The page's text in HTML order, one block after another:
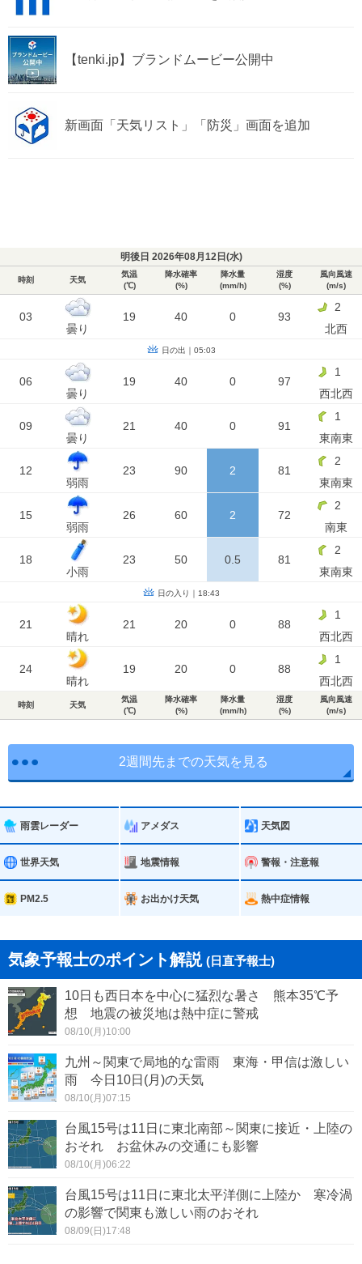
【tenki.jp】ブランドムービー公開中
新画面「天気リスト」「防災」画面を追加
明後日 2026年08月12日(水)
時刻 天気
気温
(℃)
降水確率
(%)
降水量
(mm/h)
湿度
(%)
風向風速
(m/s)
03
曇り
19 40 0 93
2
北西
日の出｜05:03
06
曇り
19 40 0 97
1
西北西
09
曇り
21 40 0 91
1
東南東
12
弱雨
23 90 2 81
2
東南東
15
弱雨
26 60 2 72
2
南東
18
小雨
23 50 0.5 81
2
東南東
日の入り｜18:43
21
晴れ
21 20 0 88
1
西北西
24
晴れ
19 20 0 88
1
西北西
時刻 天気
気温
(℃)
降水確率
(%)
降水量
(mm/h)
湿度
(%)
風向風速
(m/s)
2週間先までの天気を見る
雨雲レーダー アメダス 天気図
世界天気 地震情報 警報・注意報
PM2.5 お出かけ天気 熱中症情報
気象予報士のポイント解説 (日直予報士)
10日も西日本を中心に猛烈な暑さ 熊本35℃予
想 地震の被災地は熱中症に警戒
08/10(月)10:00
九州～関東で局地的な雷雨 東海・甲信は激しい
雨 今日10日(月)の天気
08/10(月)07:15
台風15号は11日に東北南部～関東に接近・上陸の
おそれ お盆休みの交通にも影響
08/10(月)06:22
台風15号は11日に東北太平洋側に上陸か 寒冷渦
の影響で関東も激しい雨のおそれ
08/09(日)17:48